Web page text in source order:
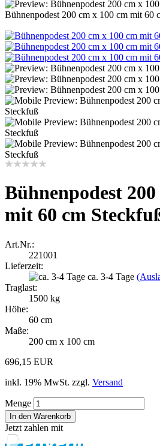
Bühnenpodest 200 cm x 100 cm mit 60
Bühnenpodest
mit 60 cm
Art.Nr.:
221001
Lieferzeit:
ca. 3-4 Tage
Traglast:
1500 kg
Höhe:
60 cm
Maße:
200 cm x 100 cm
696,15 EUR
inkl. 19% MwSt. zzgl. Versand
Menge
Jetzt zahlen mit